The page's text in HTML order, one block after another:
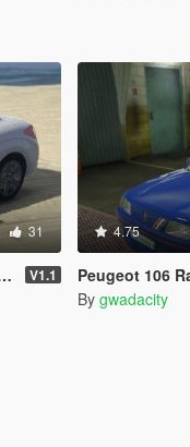
31
V1.1
4.75
Peugeot 106
By gwadacity